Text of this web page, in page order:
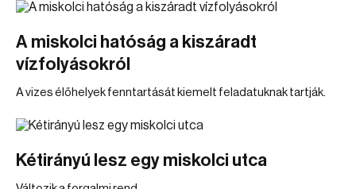
A miskolci hatóság a kiszáradt
vízfolyásokról
A vizes élőhelyek fenntartását kiemelt feladatuknak tartják.
Kétirányú lesz egy miskolci utca